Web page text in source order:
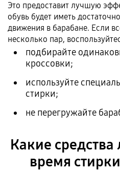
Это предоставит лучшую
обувь будет иметь
движения в барабане. Если
несколько пар,
подбирайте
кроссовки;
используйте
стирки;
не перегружайте
Какие
время